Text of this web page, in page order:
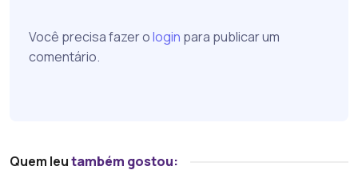
Você precisa fazer ologin para publicar um
comentário.
Quem leutambém gostou: